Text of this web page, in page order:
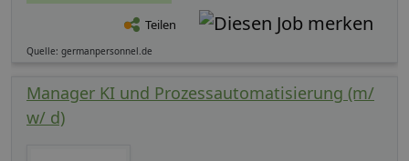
Teilen
Quelle: germanpersonnel.de
Manager KI und Prozessautomatisierung (m/
w/ d)